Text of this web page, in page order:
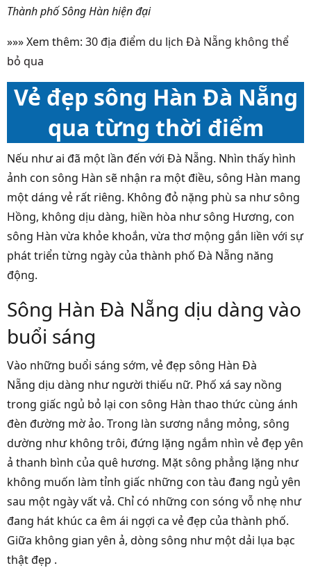
Thành phố Sông Hàn hiện đại
»»» Xem thêm: 30 địa điểm du lịch Đà Nẵng không thể
bỏ qua
Vẻ đẹp sông Hàn Đà Nẵng
qua từng thời điểm
Nếu như ai đã một lần đến với Đà Nẵng. Nhìn thấy hình
ảnh con sông Hàn sẽ nhận ra một điều, sông Hàn mang
một dáng vẻ rất riêng. Không đỏ nặng phù sa như sông
Hồng, không dịu dàng, hiền hòa như sông Hương, con
sông Hàn vừa khỏe khoắn, vừa thơ mộng gắn liền với sự
phát triển từng ngày của thành phố Đà Nẵng năng
động.
Sông Hàn Đà Nẵng dịu dàng vào
buổi sáng
Vào những buổi sáng sớm, vẻ đẹp sông Hàn Đà
Nẵng dịu dàng như người thiếu nữ. Phố xá say nồng
trong giấc ngủ bỏ lại con sông Hàn thao thức cùng ánh
đèn đường mờ ảo. Trong làn sương nắng mỏng, sông
dường như không trôi, đứng lặng ngắm nhìn vẻ đẹp yên
ả thanh bình của quê hương. Mặt sông phẳng lặng như
không muốn làm tỉnh giấc những con tàu đang ngủ yên
sau một ngày vất vả. Chỉ có những con sóng vỗ nhẹ như
đang hát khúc ca êm ái ngợi ca vẻ đẹp của thành phố.
Giữa không gian yên ả, dòng sông như một dải lụa bạc
thật đẹp .